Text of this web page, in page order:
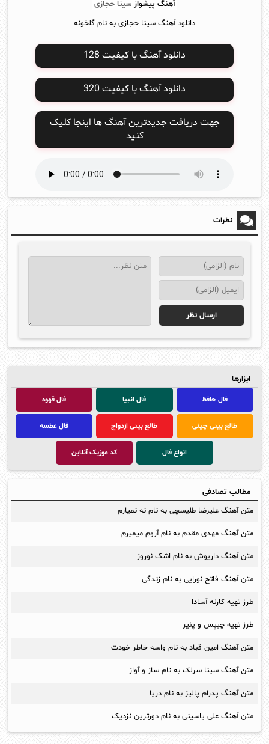
آهنگ پیشواز سینا حجازی
دانلود آهنگ سینا حجازی به نام گلخونه
دانلود آهنگ با کیفیت 128
دانلود آهنگ با کیفیت 320
جهت دریافت جدیدترین آهنگ ها اینجا کلیک
کنید
نظرات
ابزارها
فال حافظ فال انبیا فال قهوه
طالع بینی چینی طالع بینی ازدواج فال عطسه
انواع فال کد موزیک آنلاین
مطالب تصادفی
متن آهنگ علیرضا طلیسچی به نام نه نمیارم
متن آهنگ مهدی مقدم به نام آروم میمیرم
متن آهنگ داریوش به نام اشک نوروز
متن آهنگ فاتح نورایی به نام زندگی
طرز تهیه کارنه آسادا
طرز تهیه چیپس و پنیر
متن آهنگ امین قباد به نام واسه خاطر خودت
متن آهنگ سینا سرلک به نام ساز و آواز
متن آهنگ پدرام پالیز به نام دریا
متن آهنگ علی یاسینی به نام دورترین نزدیک